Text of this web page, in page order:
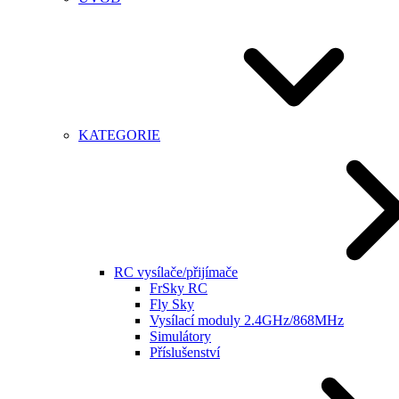
KATEGORIE
RC vysílače/přijímače
FrSky RC
Fly Sky
Vysílací moduly 2.4GHz/868MHz
Simulátory
Příslušenství